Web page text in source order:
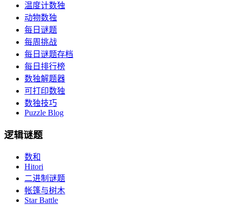
温度计数独
动物数独
每日谜题
每周挑战
每日谜题存档
每日排行榜
数独解题器
可打印数独
数独技巧
Puzzle Blog
逻辑谜题
数和
Hitori
二进制谜题
帐篷与树木
Star Battle